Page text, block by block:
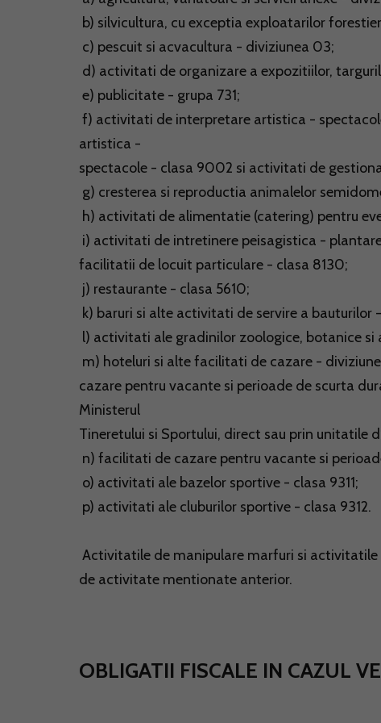
b) silvicultura, cu exceptia exploatarilor
c) pescuit si acvacultura - diviziunea 03;
d) activitati de organizare a expozitiilor,
e) publicitate - grupa 731;
f) activitati de interpretare artistica -
artistica -
spectacole - clasa 9002 si activitati de
g) cresterea si reproductia animalelor
h) activitati de alimentatie (catering) pentru
i) activitati de intretinere peisagistica -
facilitatii de locuit particulare - clasa 8130;
j) restaurante - clasa 5610;
k) baruri si alte activitati de servire a bauturilor
l) activitati ale gradinilor zoologice, botanice si
m) hoteluri si alte facilitati de cazare -
cazare pentru vacante si perioade de scurta
Ministerul
Tineretului si Sportului, direct sau prin unitatile
n) facilitati de cazare pentru vacante si
o) activitati ale bazelor sportive - clasa 9311;
p) activitati ale cluburilor sportive - clasa 9312.
Activitatile de manipulare marfuri si
de activitate mentionate anterior.
OBLIGATII FISCALE IN CAZUL